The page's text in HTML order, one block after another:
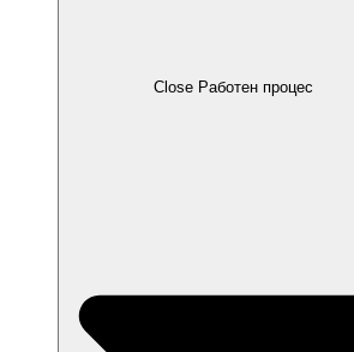
Close Работен процес